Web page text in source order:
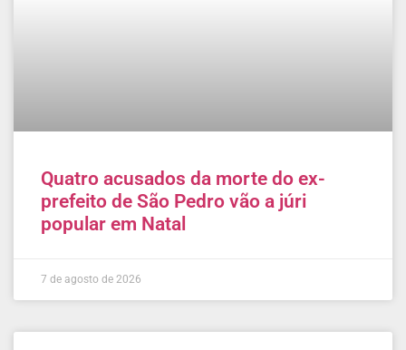
Quatro acusados da morte do ex-
prefeito de São Pedro vão a júri
popular em Natal
7 de agosto de 2026